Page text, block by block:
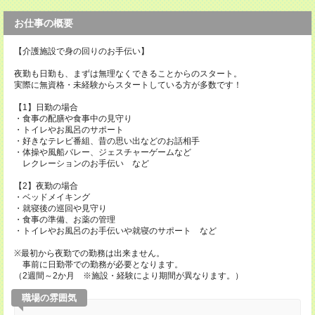
お仕事の概要
【介護施設で身の回りのお手伝い】
夜勤も日勤も、まずは無理なくできることからのスタート。
実際に無資格・未経験からスタートしている方が多数です！
【1】日勤の場合
・食事の配膳や食事中の見守り
・トイレやお風呂のサポート
・好きなテレビ番組、昔の思い出などのお話相手
・体操や風船バレー、ジェスチャーゲームなど
レクレーションのお手伝い など
【2】夜勤の場合
・ベッドメイキング
・就寝後の巡回や見守り
・食事の準備、お薬の管理
・トイレやお風呂のお手伝いや就寝のサポート など
※最初から夜勤での勤務は出来ません。
事前に日勤帯での勤務が必要となります。
（2週間～2か月 ※施設・経験により期間が異なります。）
職場の雰囲気